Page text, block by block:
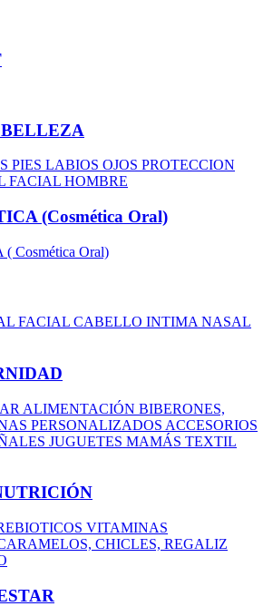
PIES LABIOS OJOS PROTECCION
FACIAL HOMBRE
(Cosmética Oral)
Cosmética Oral)
FACIAL CABELLO INTIMA NASAL
ALIMENTACIÓN BIBERONES,
PERSONALIZADOS ACCESORIOS
JUGUETES MAMÁS TEXTIL
VITAMINAS
CHICLES, REGALIZ